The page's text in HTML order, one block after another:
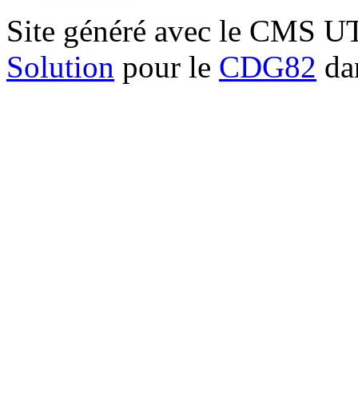
Site généré avec le CMS
Solution pour le CDG82